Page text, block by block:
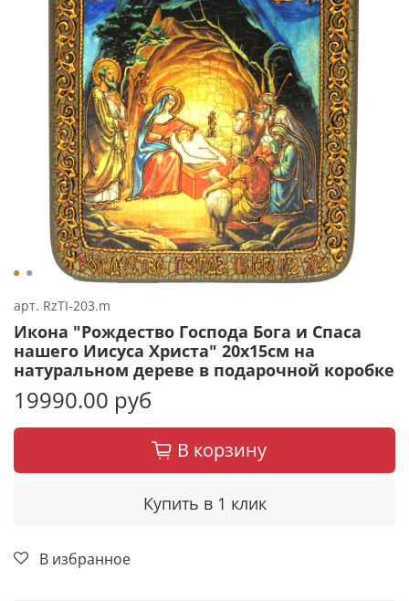
арт. RzTI-203.m
Икона "Рождество Господа Бога и Спаса
нашего Иисуса Христа" 20х15см на
натуральном дереве в подарочной коробке
19990.00 руб
В корзину
Купить в 1 клик
В избранное